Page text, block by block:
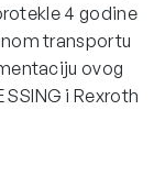
4 godine
transportu
ovog
i Rexroth